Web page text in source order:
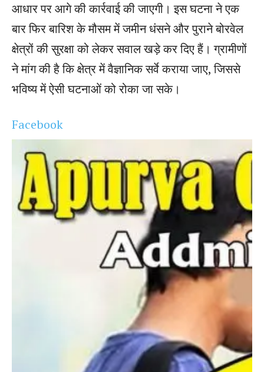
आधार पर आगे की कार्रवाई की जाएगी। इस घटना ने एक
बार फिर बारिश के मौसम में जमीन धंसने और पुराने बोरवेल
क्षेत्रों की सुरक्षा को लेकर सवाल खड़े कर दिए हैं। ग्रामीणों
ने मांग की है कि क्षेत्र में वैज्ञानिक सर्वे कराया जाए, जिससे
भविष्य में ऐसी घटनाओं को रोका जा सके।
Facebook